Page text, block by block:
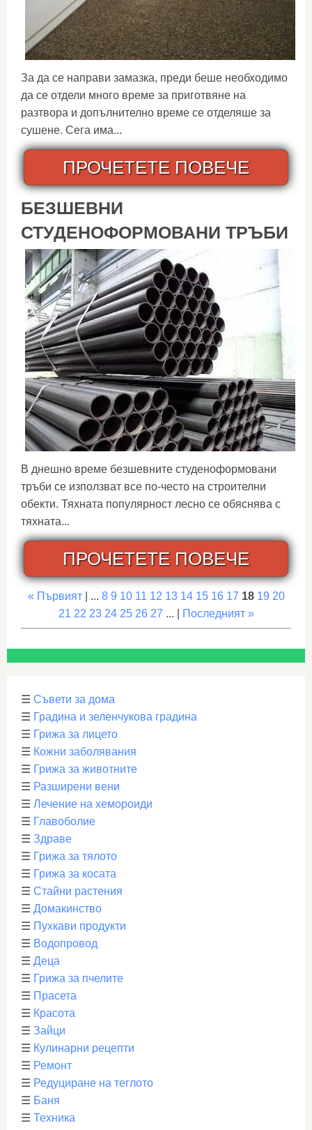
За да се направи замазка, преди беше необходимо
да се отдели много време за приготвяне на
разтвора и допълнително време се отделяше за
сушене. Сега има...
ПРОЧЕТЕТЕ ПОВЕЧЕ
БЕЗШЕВНИ
СТУДЕНОФОРМОВАНИ ТРЪБИ
В днешно време безшевните студеноформовани
тръби се използват все по-често на строителни
обекти. Тяхната популярност лесно се обяснява с
тяхната...
ПРОЧЕТЕТЕ ПОВЕЧЕ
« Първият| ... 8 9 10 11 12 13 14 15 16 17 18 19 20
21 22 23 24 25 26 27 ... | Последният »
☰ Съвети за дома
☰ Градина и зеленчукова градина
☰ Грижа за лицето
☰ Кожни заболявания
☰ Грижа за животните
☰ Разширени вени
☰ Лечение на хемороиди
☰ Главоболие
☰ Здраве
☰ Грижа за тялото
☰ Грижа за косата
☰ Стайни растения
☰ Домакинство
☰ Пухкави продукти
☰ Водопровод
☰ Деца
☰ Грижа за пчелите
☰ Прасета
☰ Красота
☰ Зайци
☰ Кулинарни рецепти
☰ Ремонт
☰ Редуциране на теглото
☰ Баня
☰ Техника